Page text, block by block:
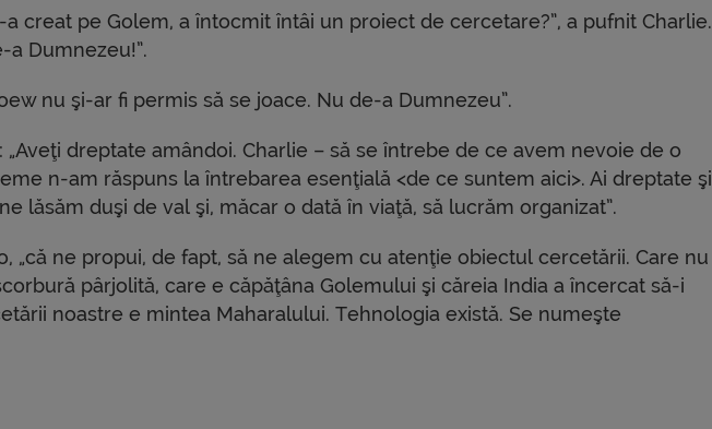
a creat pe Golem, a întocmit întâi un proiect de cercetare?”, a pufnit Charlie.
a Dumnezeu!”.
nu şi-ar fi permis să se joace. Nu de-a Dumnezeu”.
dreptate amândoi. Charlie – să se întrebe de ce avem nevoie de o
n-am răspuns la întrebarea esenţială <de ce suntem aici>. Ai dreptate şi
lăsăm duşi de val şi, măcar o dată în viaţă, să lucrăm organizat”.
„că ne propui, de fapt, să ne alegem cu atenţie obiectul cercetării. Care nu
pârjolită, care e căpăţâna Golemului şi căreia India a încercat să-i
noastre e mintea Maharalului. Tehnologia există. Se numeşte